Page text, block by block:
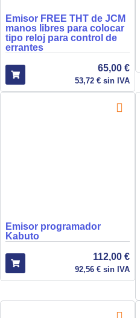
Emisor FREE THT de JCM
manos libres para colocar
tipo reloj para control de
errantes
65,00 €
53,72 € sin IVA
Emisor programador
Kabuto
112,00 €
92,56 € sin IVA